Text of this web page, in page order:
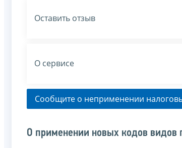
Оставить отзыв
О сервисе
Сообщите о неприменении
О применении новых кодов видов